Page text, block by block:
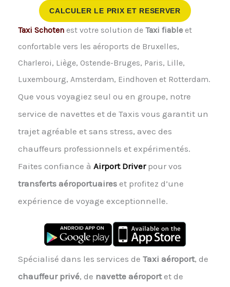
CALCULER LE PRIX ET RESERVER
Taxi Schotenest votre solution de Taxi fiableet
confortable vers les aéroports de Bruxelles,
Charleroi, Liège, Ostende-Bruges, Paris, Lille,
Luxembourg, Amsterdam, Eindhoven et Rotterdam.
Que vous voyagiez seul ou en groupe, notre
service de navettes et de Taxis vous garantit un
trajet agréable et sans stress, avec des
chauffeurs professionnels et expérimentés.
Faites confiance à Airport Driver pour vos
transferts aéroportuaireset profitez d’une
expérience de voyage exceptionnelle.
Spécialisé dans les services de Taxi aéroport, de
chauffeur privé, de navette aéroportet de